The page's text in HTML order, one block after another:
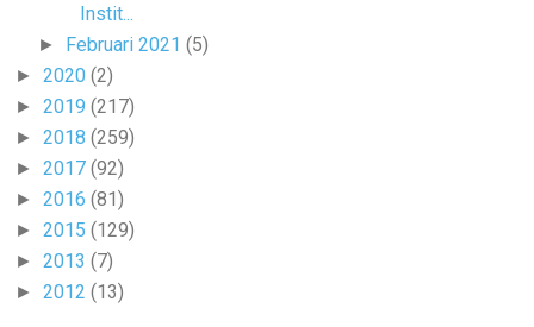
Instit...
► Februari 2021(5)
► 2020 (2)
► 2019 (217)
► 2018 (259)
► 2017 (92)
► 2016 (81)
► 2015 (129)
► 2013 (7)
► 2012 (13)